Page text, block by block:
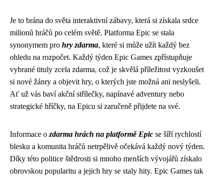
Je to brána do světa interaktivní zábavy, která si získala srdce
milionů hráčů po celém světě. Platforma Epic se stala
synonymem pro hry zdarma, které si může užít každý bez
ohledu na rozpočet. Každý týden Epic Games zpřístupňuje
vybrané tituly zcela zdarma, což je skvělá příležitost vyzkoušet
si nové žánry a objevit hry, o kterých jste možná ani neslyšeli.
Ať už vás baví akční střílečky, napínavé adventury nebo
strategické hříčky, na Epicu si zaručeně přijdete na své.
Informace o zdarma hrách na platformě Epic se šíří rychlostí
blesku a komunita hráčů netrpělivě očekává každý nový týden.
Díky této politice štědrosti si mnoho menších vývojářů získalo
obrovskou popularitu a jejich hry se staly hity. Epic Games tak